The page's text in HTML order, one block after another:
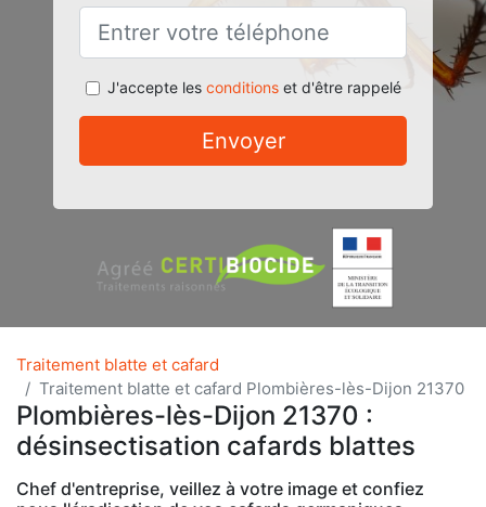
J'accepte les conditionset d'être rappelé
Envoyer
Traitement blatte et cafard
Traitement blatte et cafard Plombières-lès-Dijon 21370
Plombières-lès-Dijon 21370 :
désinsectisation cafards blattes
Chef d'entreprise, veillez à votre image et confiez